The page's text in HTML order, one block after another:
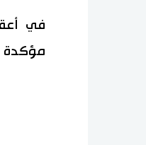
في
مؤكدة